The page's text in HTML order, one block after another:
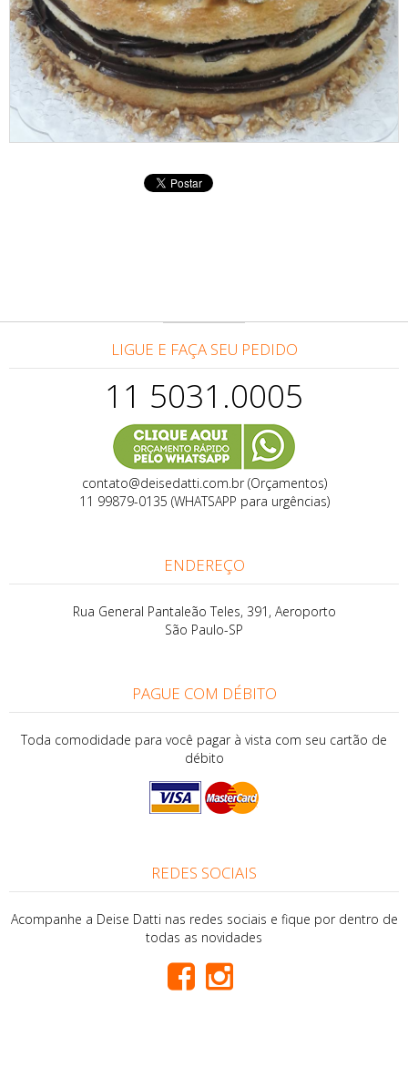
LIGUE E FAÇA SEU PEDIDO
11 5031.0005
contato@deisedatti.com.br (Orçamentos)
11 99879-0135 (WHATSAPP para urgências)
ENDEREÇO
Rua General Pantaleão Teles, 391, Aeroporto
São Paulo-SP
PAGUE COM DÉBITO
Toda comodidade para você pagar à vista com seu cartão de
débito
REDES SOCIAIS
Acompanhe a Deise Datti nas redes sociais e fique por dentro de
todas as novidades